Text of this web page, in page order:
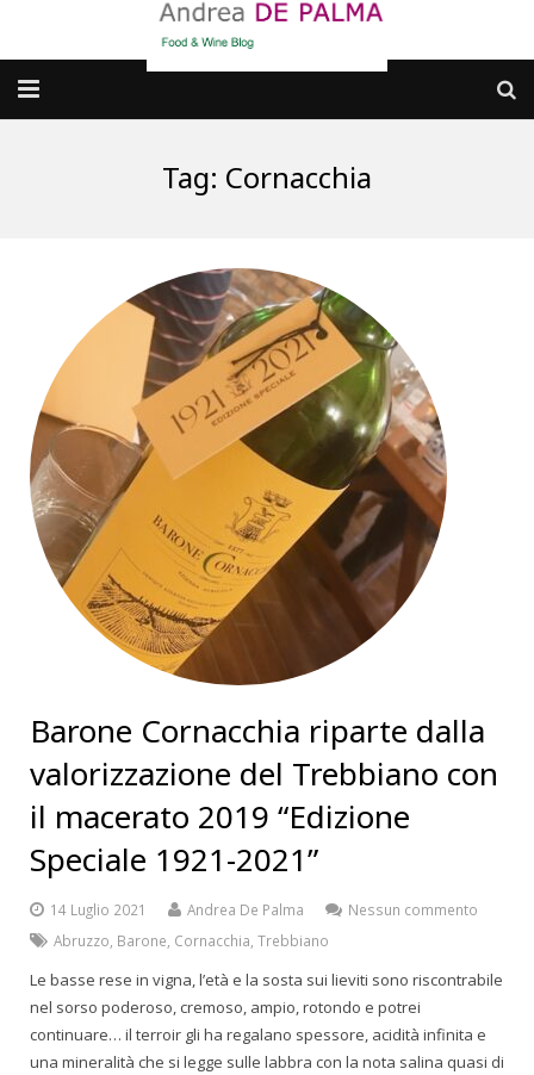
dove MANGIARE
cosa CUCINARE
dove ANDARE
Punti di vista e approfondimenti
Contatti
Tag: Cornacchia
Barone Cornacchia riparte dalla
valorizzazione del Trebbiano con
il macerato 2019 “Edizione
Speciale 1921-2021”
14 Luglio 2021 Andrea De Palma
Nessun commento
Abruzzo Barone Cornacchia Trebbiano
Le basse rese in vigna, l’età e la sosta sui lieviti sono riscontrabile
nel sorso poderoso, cremoso, ampio, rotondo e potrei
continuare… il terroir gli ha regalano spessore, acidità infinita e
una mineralità che si legge sulle labbra con la nota salina quasi di